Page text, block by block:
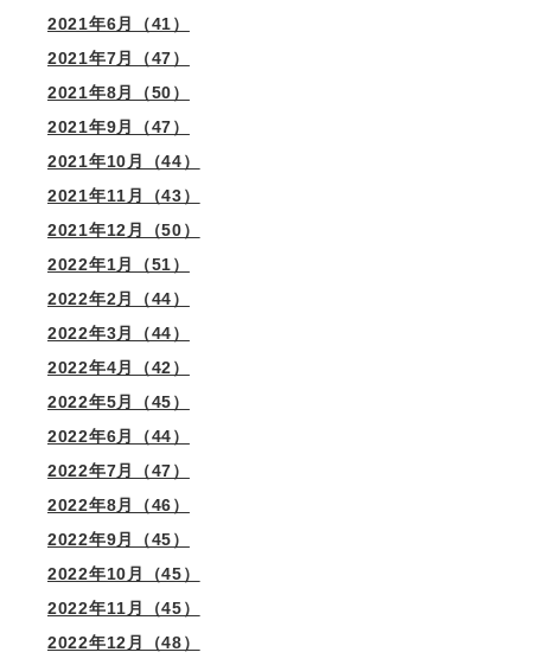
2021年6月（41）
2021年7月（47）
2021年8月（50）
2021年9月（47）
2021年10月（44）
2021年11月（43）
2021年12月（50）
2022年1月（51）
2022年2月（44）
2022年3月（44）
2022年4月（42）
2022年5月（45）
2022年6月（44）
2022年7月（47）
2022年8月（46）
2022年9月（45）
2022年10月（45）
2022年11月（45）
2022年12月（48）